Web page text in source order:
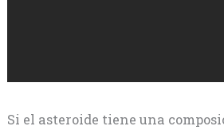
Si el asteroide tiene una